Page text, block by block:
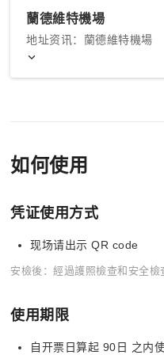
蘭德維特機場
地址资讯：蘭德維特機場
如何使用
凭证使用方式
现场请出示 QR code
安檢後：經過護照檢查和安全檢
使用期限
自开票日算起 90日 之内